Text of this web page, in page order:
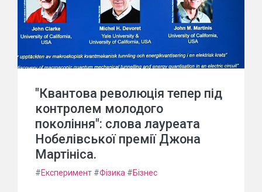
"Квантова революція тепер під
контролем молодого
покоління": слова лауреата
Нобелівської премії Джона
Мартініса.
#Експеримент #Фізика #Бізнес